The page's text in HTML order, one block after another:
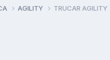
AGILITY TRUCAR AGILITY